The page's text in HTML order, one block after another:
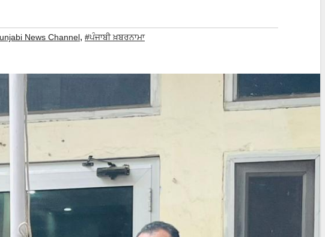
News Channel, #ਪੰਜਾਬੀ ਖ਼ਬਰਨਾਮਾ